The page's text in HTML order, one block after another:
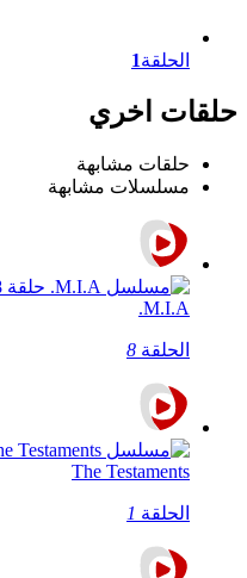
الحلقة1
حلقات اخري
حلقات مشابهة
مسلسلات مشابهة
M.I.A.
الحلقة 8
The Testaments
الحلقة 1